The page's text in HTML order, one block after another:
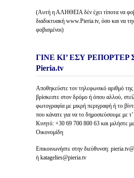
(Αυτή η ΑΛΗΘΕΙΑ δέν έχει τίποτα να
διαδικτυακή www.Pieria.tv, όσο και να
φοβισμένοι)
ΓΙΝΕ ΚΙ’ ΕΣΥ ΡΕΠΟΡΤΕΡ
Pieria.tv
Αποθηκεύστε τον τηλεφωνικό αριθμό
βρίσκεστε στον δρόμο ή όπου αλλού,
φωτογραφία με μικρή περιγραφή ή το
που κάνατε για να το δημοσιεύσουμε με
Κινητό: +30 69 700 800 63 και μιλήστε
Οικονομίδη
Επικοινωνήστε στην διεύθυνση:
ή katagelies@pieria.tv